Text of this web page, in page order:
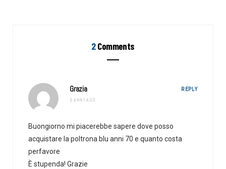
2Comments
Grazia
6 ANNI AGO
REPLY
Buongiorno mi piacerebbe sapere dove posso
acquistare la poltrona blu anni 70 e quanto costa
perfavore
È stupenda! Grazie